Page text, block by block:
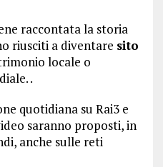
raccontata la storia
riusciti a diventare sito
locale o
.
quotidiana su Rai3 e
saranno proposti, in
anche sulle reti